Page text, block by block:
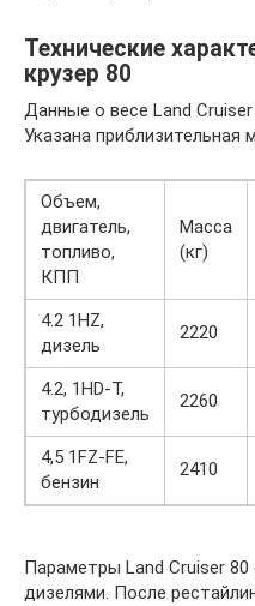
Технические
крузер 80
Данные о весе Land
Указана приблизительная
Объем,
двигатель,
топливо,
КПП
Масса
(кг)
4.2 1HZ,
дизель
2220
4.2, 1HD-T,
турбодизель
2260
4,5 1FZ-FE,
бензин
2410
Параметры Land Cruiser
дизелями. После